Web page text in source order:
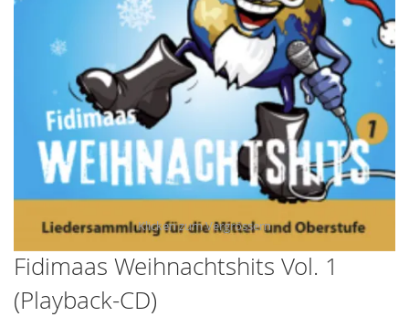
Fidimaas Weihnachtshits Vol. 1
(Playback-CD)
Skip
the